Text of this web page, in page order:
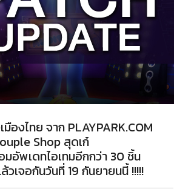
งไทย จาก PLAYPARK.COM
Shop สุดเก๋
อัพเดทไอเทมอีกกว่า 30 ชิ้น
เจอกันวันที่ 19 กันยายนนี้ !!!!!